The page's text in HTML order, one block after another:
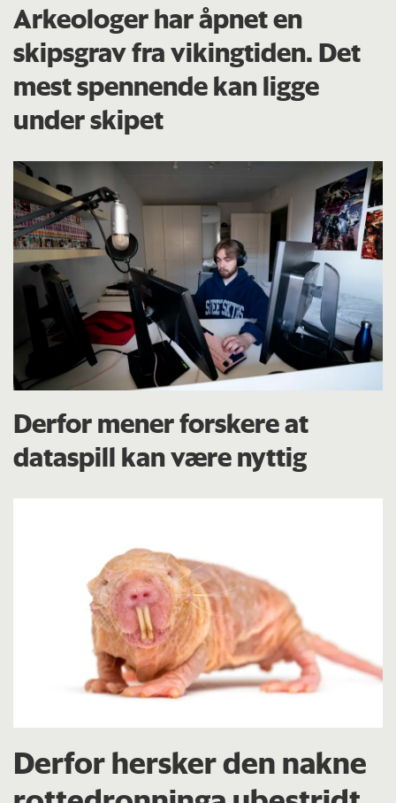
Arkeologer har åpnet en
skipsgrav fra vikingtiden. Det
mest spennende kan ligge
under skipet
Derfor mener forskere at
dataspill kan være nyttig
Derfor hersker den nakne